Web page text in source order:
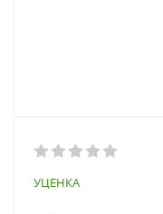
УЦЕНКА